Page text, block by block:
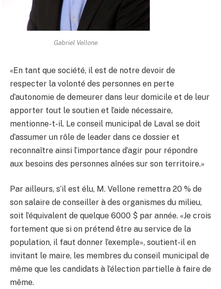
Gabriel Vellone
«En tant que société, il est de notre devoir de
respecter la volonté des personnes en perte
d’autonomie de demeurer dans leur domicile et de leur
apporter tout le soutien et l’aide nécessaire,
mentionne-t-il. Le conseil municipal de Laval se doit
d’assumer un rôle de leader dans ce dossier et
reconnaître ainsi l’importance d’agir pour répondre
aux besoins des personnes aînées sur son territoire.»
Par ailleurs, s’il est élu, M. Vellone remettra 20 % de
son salaire de conseiller à des organismes du milieu,
soit l’équivalent de quelque 6000 $ par année. «Je crois
fortement que si on prétend être au service de la
population, il faut donner l’exemple», soutient-il en
invitant le maire, les membres du conseil municipal de
même que les candidats à l’élection partielle à faire de
même.